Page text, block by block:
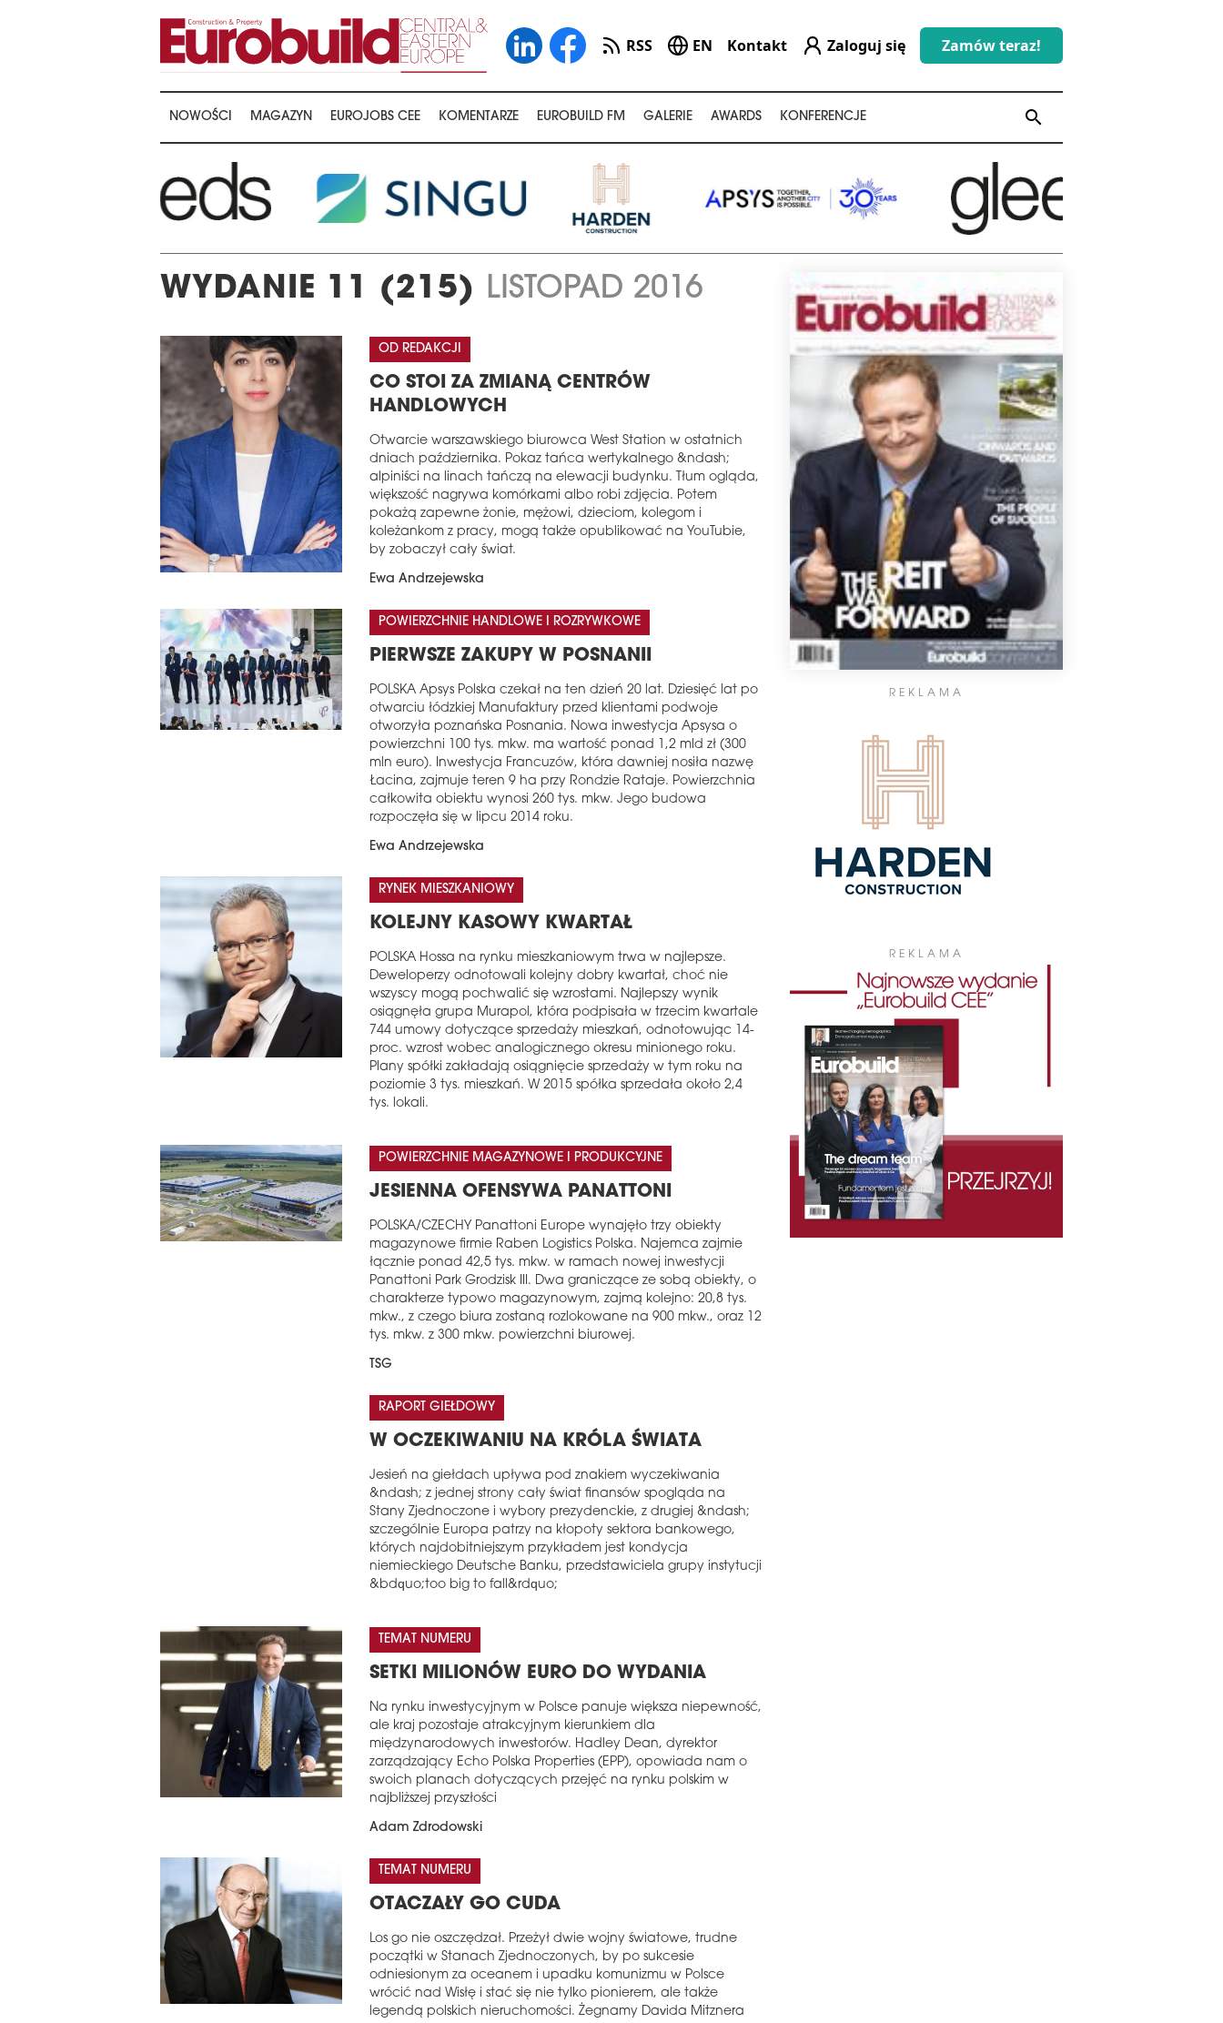
RSS EN Kontakt Zaloguj się Zamów teraz!
NOWOŚCI MAGAZYN EUROJOBS CEE KOMENTARZE EUROBUILD FM GALERIE AWARDS KONFERENCJE search
WYDANIE 11 (215) LISTOPAD 2016
OD REDAKCJI
CO STOI ZA ZMIANĄ CENTRÓW
HANDLOWYCH
Otwarcie warszawskiego biurowca West Station w ostatnich
dniach października. Pokaz tańca wertykalnego &ndash;
alpiniści na linach tańczą na elewacji budynku. Tłum ogląda,
większość nagrywa komórkami albo robi zdjęcia. Potem
pokażą zapewne żonie, mężowi, dzieciom, kolegom i
koleżankom z pracy, mogą także opublikować na YouTubie,
by zobaczył cały świat.
Ewa Andrzejewska
POWIERZCHNIE HANDLOWE I ROZRYWKOWE
PIERWSZE ZAKUPY W POSNANII
POLSKA Apsys Polska czekał na ten dzień 20 lat. Dziesięć lat po
otwarciu łódzkiej Manufaktury przed klientami podwoje
otworzyła poznańska Posnania. Nowa inwestycja Apsysa o
powierzchni 100 tys. mkw. ma wartość ponad 1,2 mld zł (300
mln euro). Inwestycja Francuzów, która dawniej nosiła nazwę
Łacina, zajmuje teren 9 ha przy Rondzie Rataje. Powierzchnia
całkowita obiektu wynosi 260 tys. mkw. Jego budowa
rozpoczęła się w lipcu 2014 roku.
Ewa Andrzejewska
RYNEK MIESZKANIOWY
KOLEJNY KASOWY KWARTAŁ
POLSKA Hossa na rynku mieszkaniowym trwa w najlepsze.
Deweloperzy odnotowali kolejny dobry kwartał, choć nie
wszyscy mogą pochwalić się wzrostami. Najlepszy wynik
osiągnęła grupa Murapol, która podpisała w trzecim kwartale
744 umowy dotyczące sprzedaży mieszkań, odnotowując 14-
proc. wzrost wobec analogicznego okresu minionego roku.
Plany spółki zakładają osiągnięcie sprzedaży w tym roku na
poziomie 3 tys. mieszkań. W 2015 spółka sprzedała około 2,4
tys. lokali.
POWIERZCHNIE MAGAZYNOWE I PRODUKCYJNE
JESIENNA OFENSYWA PANATTONI
POLSKA/CZECHY Panattoni Europe wynajęło trzy obiekty
magazynowe firmie Raben Logistics Polska. Najemca zajmie
łącznie ponad 42,5 tys. mkw. w ramach nowej inwestycji
Panattoni Park Grodzisk III. Dwa graniczące ze sobą obiekty, o
charakterze typowo magazynowym, zajmą kolejno: 20,8 tys.
mkw., z czego biura zostaną rozlokowane na 900 mkw., oraz 12
tys. mkw. z 300 mkw. powierzchni biurowej.
TSG
RAPORT GIEŁDOWY
W OCZEKIWANIU NA KRÓLA ŚWIATA
Jesień na giełdach upływa pod znakiem wyczekiwania
&ndash; z jednej strony cały świat finansów spogląda na
Stany Zjednoczone i wybory prezydenckie, z drugiej &ndash;
szczególnie Europa patrzy na kłopoty sektora bankowego,
których najdobitniejszym przykładem jest kondycja
niemieckiego Deutsche Banku, przedstawiciela grupy instytucji
&bdquo;too big to fall&rdquo;
TEMAT NUMERU
SETKI MILIONÓW EURO DO WYDANIA
Na rynku inwestycyjnym w Polsce panuje większa niepewność,
ale kraj pozostaje atrakcyjnym kierunkiem dla
międzynarodowych inwestorów. Hadley Dean, dyrektor
zarządzający Echo Polska Properties (EPP), opowiada nam o
swoich planach dotyczących przejęć na rynku polskim w
najbliższej przyszłości
Adam Zdrodowski
TEMAT NUMERU
OTACZAŁY GO CUDA
Los go nie oszczędzał. Przeżył dwie wojny światowe, trudne
początki w Stanach Zjednoczonych, by po sukcesie
odniesionym za oceanem i upadku komunizmu w Polsce
wrócić nad Wisłę i stać się nie tylko pionierem, ale także
legendą polskich nieruchomości. Żegnamy Davida Mitznera
REKLAMA
REKLAMA